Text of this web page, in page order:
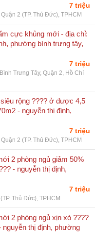
7 triệu
2 (TP. Thủ Đức), TPHCM
cực khủng mới - địa chỉ:
phường bình trưng tây,
7 triệu
Trưng Tây, Quận 2, Hồ Chí
rộng ???? ở được 4,5
- nguyễn thị định,
quận 2 (tp. thủ đức),
7 triệu
2 (TP. Thủ Đức), TPHCM
2 phòng ngủ giảm 50%
- nguyễn thị định,
(tp. thủ đức), tphcm
7 triệu
Thủ Đức), TPHCM
2 phòng ngủ xịn xò ????
nguyễn thị định, phường
đức), tphcm